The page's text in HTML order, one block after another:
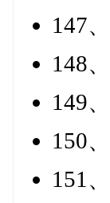
147、
148、
149、
150、
151、